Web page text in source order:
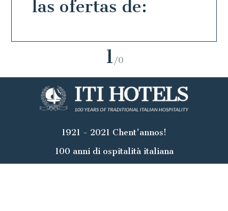
las ofertas de:
1 /0
1921 - 2021 Chent'annos!
100 anni di ospitalità italiana